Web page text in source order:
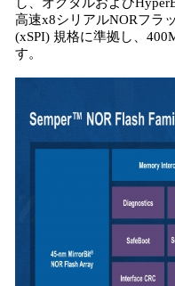
高速x8シリアルNORフラ
(xSPI) 規格に準拠し、
す。